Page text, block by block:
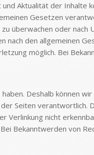
Aktualität der Inhalte
Gesetzen
oder nach
den allgemeinen
möglich. Bei
Deshalb können
Seiten verantwortlich.
nicht
Bekanntwerden von